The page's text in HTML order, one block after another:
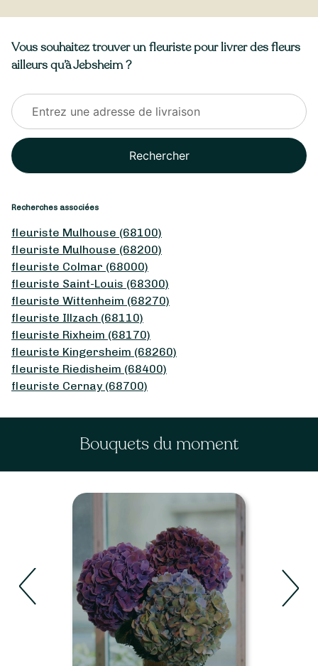
Vous souhaitez trouver un fleuriste pour livrer des fleurs
ailleurs qu’à Jebsheim ?
Rechercher
Recherches associées
fleuriste Mulhouse (68100)
fleuriste Mulhouse (68200)
fleuriste Colmar (68000)
fleuriste Saint-Louis (68300)
fleuriste Wittenheim (68270)
fleuriste Illzach (68110)
fleuriste Rixheim (68170)
fleuriste Kingersheim (68260)
fleuriste Riedisheim (68400)
fleuriste Cernay (68700)
Bouquets du moment